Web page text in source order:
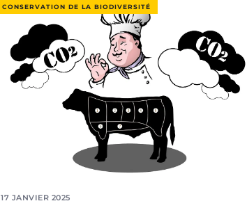
CONSERVATION DE LA BIODIVERSITÉ
17 JANVIER 2025